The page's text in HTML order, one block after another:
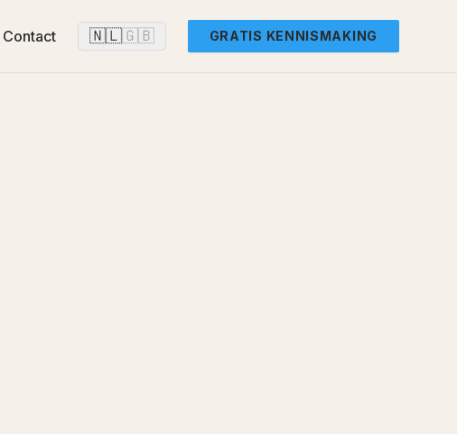
Contact 🇳🇱🇬🇧 GRATIS KENNISMAKING